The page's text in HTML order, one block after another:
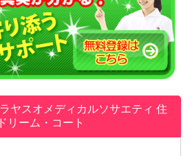
ヤスオメディカルソサエティ住
リーム・コート